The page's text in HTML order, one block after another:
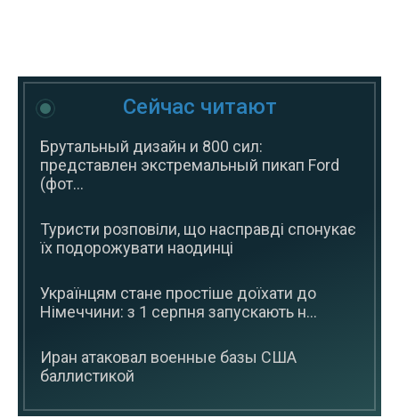
Сейчас читают
Брутальный дизайн и 800 сил:
представлен экстремальный пикап Ford
(фот...
Туристи розповіли, що насправді спонукає
їх подорожувати наодинці
Українцям стане простіше доїхати до
Німеччини: з 1 серпня запускають н...
Иран атаковал военные базы США
баллистикой